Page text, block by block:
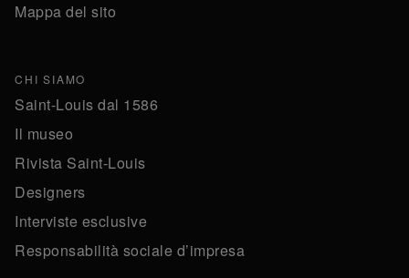
Mappa del sito
CHI SIAMO
Saint-Louis dal 1586
Il museo
Rivista Saint-Louis
Designers
Interviste esclusive
Responsabilità sociale d’impresa